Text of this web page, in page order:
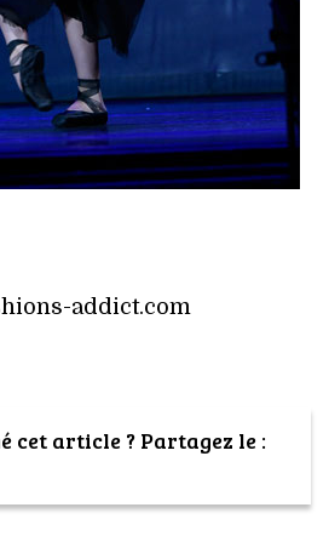
addict.com
cet article ? Partagez le :